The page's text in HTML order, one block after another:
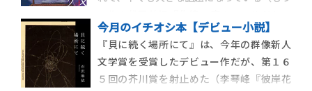
ス』は10月刊）。帯にいわく、「最侠のヒ
ロイン誕生！ 湖上の楼閣で舞い、少女は
大人になった。彼女が求めるのは、復讐か
恋か？」
今月のイチオシ本【デビュー小説】
『貝に続く場所にて』は、今年の群像新人
文学賞を受賞したデビュー作だが、第１６
５回の芥川賞を射止めた（李琴峰『彼岸花